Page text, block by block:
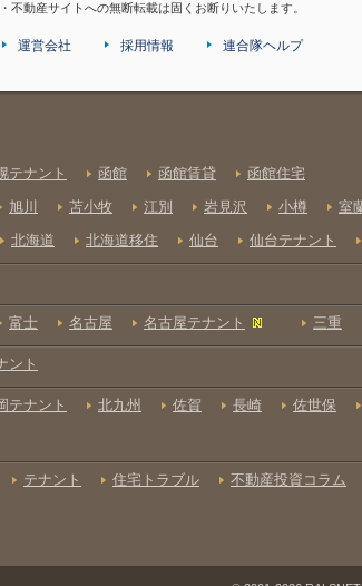
動産サイトへの無断転載は固くお断りいたします。
運営会社 採用情報 連合隊ヘルプ